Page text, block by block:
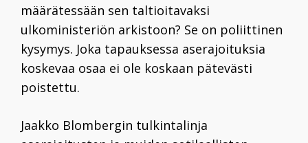
määrätessään sen taltioi­tavaksi
ulkoministeriön arkistoon? Se on poliittinen
kysymys. Joka tapauksessa aserajoituksia
koskevaa osaa ei ole koskaan pätevästi
poistettu.
Jaakko Blombergin tulkintalinja